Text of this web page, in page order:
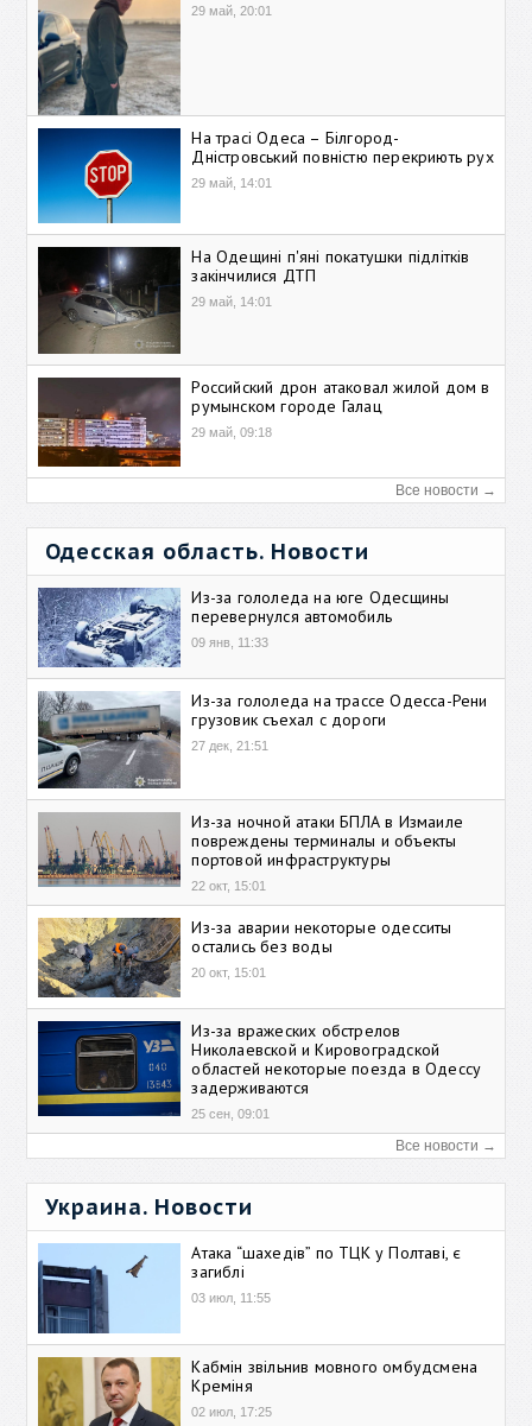
29 май, 20:01
На трасі Одеса – Білгород-
Дністровський повністю перекриють рух
29 май, 14:01
На Одещині п'яні покатушки підлітків
закінчилися ДТП
29 май, 14:01
Российский дрон атаковал жилой дом в
румынском городе Галац
29 май, 09:18
Все новости →
Одесская область. Новости
Из-за гололеда на юге Одесщины
перевернулся автомобиль
09 янв, 11:33
Из-за гололеда на трассе Одесса-Рени
грузовик съехал с дороги
27 дек, 21:51
Из-за ночной атаки БПЛА в Измаиле
повреждены терминалы и объекты
портовой инфраструктуры
22 окт, 15:01
Из-за аварии некоторые одесситы
остались без воды
20 окт, 15:01
Из-за вражеских обстрелов
Николаевской и Кировоградской
областей некоторые поезда в Одессу
задерживаются
25 сен, 09:01
Все новости →
Украина. Новости
Атака “шахедів” по ТЦК у Полтаві, є
загиблі
03 июл, 11:55
Кабмін звільнив мовного омбудсмена
Креміня
02 июл, 17:25